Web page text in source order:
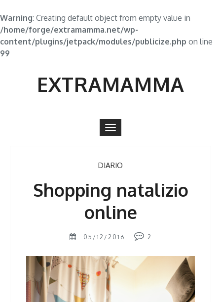
Warning: Creating default object from empty value in
/home/forge/extramamma.net/wp-
content/plugins/jetpack/modules/publicize.php on line
99
EXTRAMAMMA
Toggle
navigation
DIARIO
Shopping natalizio
online
05/12/2016 2